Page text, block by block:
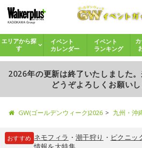
エリアから探
す
イベント
カレンダー
イベント
ランキング
2026年の更新は終了いたしました
どうぞよろしくお願いし
GW(ゴールデンウィーク)2026 九州・沖
おすすめ ネモフィラ ・ 潮干狩り ・ ピクニッ